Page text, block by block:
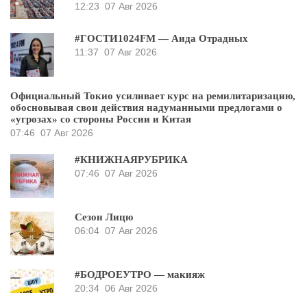
12:23 07 Авг 2026
#ГОСТИ1024FM — Аида Отрадных
11:37 07 Авг 2026
Официальный Токио усиливает курс на ремилитаризацию,
обосновывая свои действия надуманными предлогами о
«угрозах» со стороны России и Китая
07:46 07 Авг 2026
#КНИЖНАЯРУБРИКА
07:46 07 Авг 2026
Сезон Лицю
06:04 07 Авг 2026
#БОДРОЕУТРО — макияж
20:34 06 Авг 2026